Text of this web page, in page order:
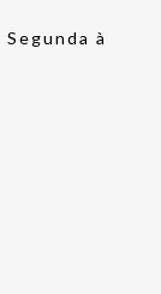
Segunda à